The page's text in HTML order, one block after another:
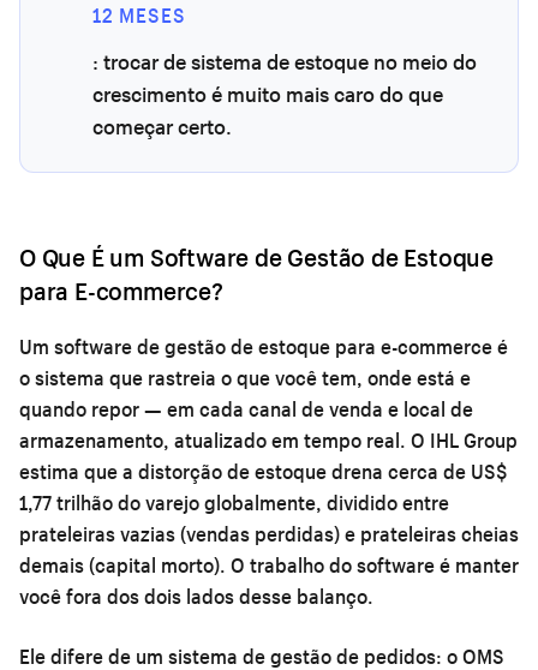
12 MESES
: trocar de sistema de estoque no meio do
crescimento é muito mais caro do que
começar certo.
O Que É um Software de Gestão de Estoque
para E-commerce?
Um software de gestão de estoque para e-commerce é
o sistema que rastreia o que você tem, onde está e
quando repor — em cada canal de venda e local de
armazenamento, atualizado em tempo real. O IHL Group
estima que a distorção de estoque drena cerca de US$
1,77 trilhão do varejo globalmente, dividido entre
prateleiras vazias (vendas perdidas) e prateleiras cheias
demais (capital morto). O trabalho do software é manter
você fora dos dois lados desse balanço.
Ele difere de um sistema de gestão de pedidos: o OMS